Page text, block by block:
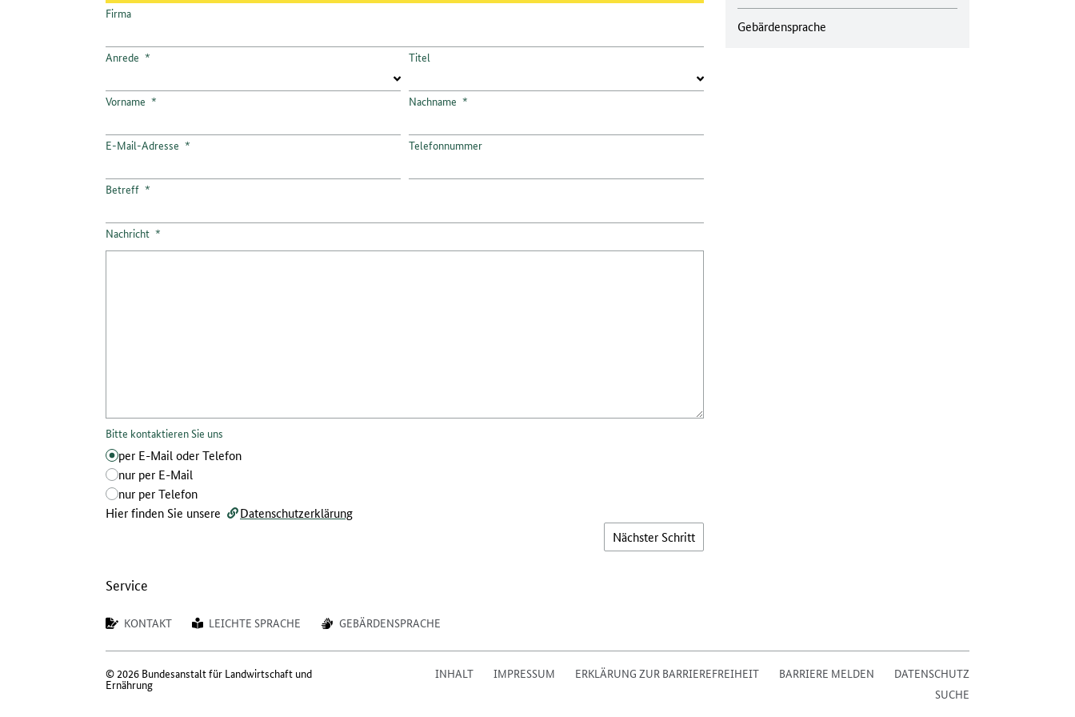
Firma
Anrede * Titel
Vorname * Nachname *
E-Mail-Adresse * Telefonnummer
Betreff *
Nachricht *
Bitte kontaktieren Sie uns
Bitte kontaktieren Sie uns
per E-Mail oder Telefon
Bitte kontaktieren Sie uns
nur per E-Mail
Bitte kontaktieren Sie uns
nur per Telefon
Hier finden Sie unsere
Datenschutzerklärung
Nächster Schritt
Gebärdensprache
Service
KONTAKT LEICHTE SPRACHE GEBÄRDENSPRACHE
INHALT IMPRESSUM ERKLÄRUNG ZUR BARRIEREFREIHEIT BARRIERE MELDEN
DATENSCHUTZ
SUCHE
© 2026 Bundesanstalt für Landwirtschaft und
Ernährung